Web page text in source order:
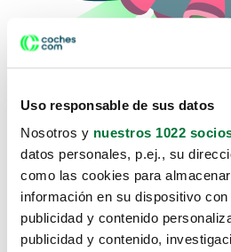
Uso responsable de sus datos
Nosotros y nuestros 1022
datos personales, p.ej., su
como las cookies para
información en su dispositivo
publicidad y contenido
publicidad y contenido,
Lo sentimos, no
te hemos traido